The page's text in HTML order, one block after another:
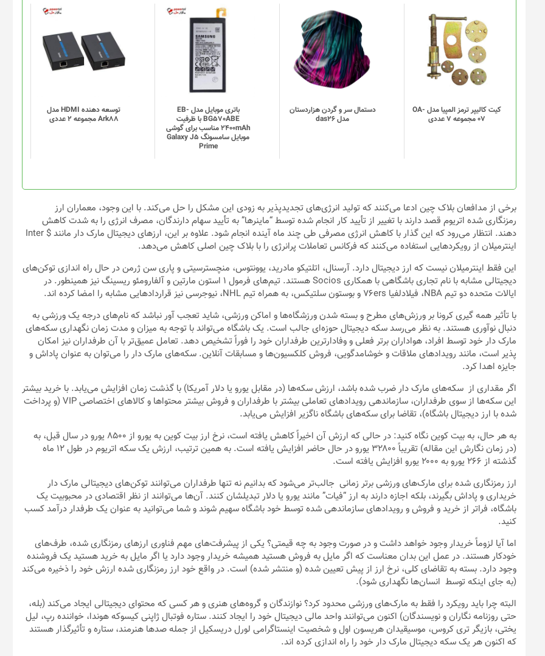
محصول
انتخاب
شوند
محصول
انتخاب
شوند
کیت کالیپر ترمز المپیا مدل OA-
07 مجموعه 7 عددی
دستمال سر و گردن هزاردستان
مدل das26
این
محصول
دارای
انواع
مختلفی
می
گزینه
ها
محصول
انتخاب
شوند
باتری موبایل مدل EB-
BG570ABE با ظرفیت
2400mAh مناسب برای گوشی
موبایل سامسونگ Galaxy J5
Prime
توسعه دهنده HDMI مدل
Ark88 مجموعه 2 عددی
برخی از مدافعان بلاک چین ادعا می‌کنند که تولید انرژی‌های تجدیدپذیر به زودی این مشکل را حل می‌کند. با این وجود، معماران ارز
رمزنگاری شده اتریوم قصد دارند با تغییر از تأیید کار انجام شده توسط “ماینرها” به تأیید سهام دارندگان، مصرف انرژی را به شدت کاهش
دهند. انتظار می‌رود که این گذار با کاهش انرژی مصرفی طی چند ماه آینده انجام شود. علاوه بر این، ارز‌های دیجیتال مارک دار مانند $ Inter
اینترمیلان از رویکرد‌هایی استفاده می‌کنند که فرکانس تعاملات پرانرژی را با بلاک چین اصلی کاهش می‌دهد.
این فقط اینترمیلان نیست که ارز دیجیتال دارد. آرسنال، اتلتیکو مادرید، یوونتوس، منچسترسیتی و پاری سن ژرمن در حال راه اندازی توکن‌های
دیجیتالی مشابه با نام تجاری باشگاهی با همکاری Socios هستند. تیم‌های فرمول ۱ استون مارتین و آلفارومئو ریسینگ نیز همینطور. در
ایالات متحده دو تیم NBA، فیلادلفیا ۷۶ers و بوستون سلتیکس، به همراه تیم NHL، نیوجرسی نیز قرارداد‌هایی مشابه را امضا کرده اند.
با تأثیر همه گیری کرونا بر ورزش‌های مطرح و بسته شدن ورزشگاه‌ها و اماکن ورزشی، شاید تعجب آور نباشد که نام‌های درجه یک ورزشی به
دنبال نوآوری هستند. به نظر می‌رسد سکه دیجیتال حوزه‌ای جالب است. یک باشگاه می‌تواند با توجه به میزان و مدت زمان نگهداری سکه‌های
مارک دار خود توسط افراد، هواداران برتر فعلی و وفادارترین طرفداران خود را فوراً تشخیص دهد. تعامل عمیق‌تر با آن طرفداران نیز امکان
پذیر است، مانند رویداد‌های ملاقات و خوشامدگویی، فروش کلکسیون‌ها و مسابقات آنلاین. سکه‌های مارک دار را می‌توان به عنوان پاداش و
جایزه اهدا کرد.
اگر مقداری از سکه‌های مارک دار ضرب شده باشد، ارزش سکه‌ها (در مقابل یورو یا دلار آمریکا) با گذشت زمان افزایش می‌یابد. با خرید بیشتر
این سکه‌ها از سوی طرفداران، سازماندهی رویداد‌های تعاملی بیشتر با طرفداران و فروش بیشتر محتوا‌ها و کالا‌های اختصاصی VIP (و پرداخت
شده با ارز دیجیتال باشگاه)، تقاضا برای سکه‌های باشگاه ناگزیر افزایش می‌یابد.
به هر حال، به بیت کوین نگاه کنید: در حالی که ارزش آن اخیراً کاهش یافته است، نرخ ارز بیت کوین به یورو از ۸۵۰۰ یورو در سال قبل، به
(در زمان نگارش این مقاله) تقریباً ۳۲۸۰۰ یورو در حال حاضر افزایش یافته است. به همین ترتیب، ارزش یک سکه اتریوم در طول ۱۲ ماه
گذشته از ۲۶۶ یورو به ۲۰۰۰ یورو افزایش یافته است.
ارز رمزنگاری شده برای مارک‌های ورزشی برتر زمانی جالب‌تر می‌شود که بدانیم نه تنها طرفداران می‌توانند توکن‌های دیجیتالی مارک دار
خریداری و پاداش بگیرند، بلکه اجازه دارند به ارز “فیات” مانند یورو یا دلار تبدیلشان کنند. آن‌ها می‌توانند از نظر اقتصادی در محبوبیت یک
باشگاه، فراتر از خرید و فروش و رویداد‌های سازماندهی شده توسط خود باشگاه سهیم شوند و شما می‌توانید به عنوان یک طرفدار درآمد کسب
کنید.
اما آیا لزوماً خریدار وجود خواهد داشت و در صورت وجود به چه قیمتی؟ یکی از پیشرفت‌های مهم فناوری ارز‌های رمزنگاری شده، طرف‌های
خودکار هستند. در عمل این بدان معناست که اگر مایل به فروش هستید همیشه خریدار وجود دارد یا اگر مایل به خرید هستید یک فروشنده
وجود دارد. بسته به تقاضای کلی، نرخ ارز از پیش تعیین شده (و منتشر شده) است. در واقع خود ارز رمزنگاری شده ارزش خود را ذخیره می‌کند
(به جای اینکه توسط انسان‌ها نگهداری شود).
البته چرا باید رویکرد را فقط به مارک‌های ورزشی محدود کرد؟ نوازندگان و گروه‌های هنری و هر کسی که محتوای دیجیتالی ایجاد می‌کند (بله،
حتی روزنامه نگاران و نویسندگان) اکنون می‌توانند واحد مالی دیجیتال خود را ایجاد کنند. ستاره فوتبال ژاپنی کیسوکه هوندا، خواننده رپ، لیل
یختی، بازیگر تری کروس، موسیقیدان هریسون اول و شخصیت اینستاگرامی لورل دریسکیل از جمله صد‌ها هنرمند، ستاره و تأثیرگذار هستند
که اکنون هر یک سکه دیجیتال مارک دار خود را راه اندازی کرده اند.